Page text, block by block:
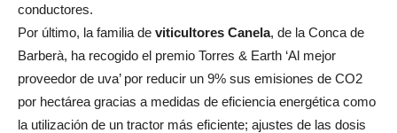
conductores.
Por último, la familia de viticultores Canela, de la Conca de
Barberà, ha recogido el premio Torres & Earth ‘Al mejor
proveedor de uva’ por reducir un 9% sus emisiones de CO2
por hectárea gracias a medidas de eficiencia energética como
la utilización de un tractor más eficiente; ajustes de las dosis